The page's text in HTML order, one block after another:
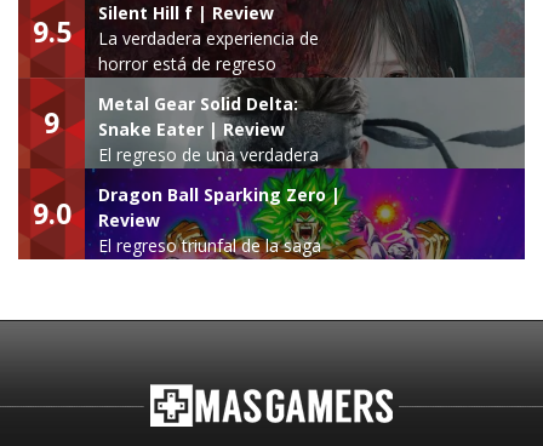
9.5
Silent Hill f | Review
La verdadera experiencia de
horror está de regreso
9
Metal Gear Solid Delta:
Snake Eater | Review
El regreso de una verdadera
leyenda
9.0
Dragon Ball Sparking Zero |
Review
El regreso triunfal de la saga